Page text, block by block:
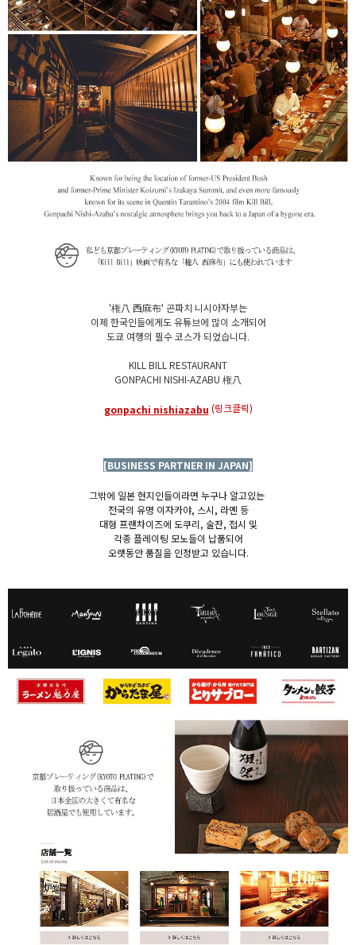
'権八 西麻布' 곤파치 니시아자부는
이제 한국인들에게도 유튜브에 많이 소개되어
도쿄 여행의 필수 코스가 되었습니다.
KILL BILL RESTAURANT
GONPACHI NISHI-AZABU 権八
gonpachi nishiazabu (링크클릭)
[BUSINESS PARTNER IN JAPAN]
그밖에 일본 현지인들이라면 누구나 알고있는
전국의 유명 이자카야, 스시, 라멘 등
대형 프랜차이즈에 도쿠리, 술잔, 접시 및
각종 플레이팅 모노들이 납품되어
오랫동안 품질을 인정받고 있습니다.